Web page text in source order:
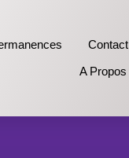
Contact
A Propos